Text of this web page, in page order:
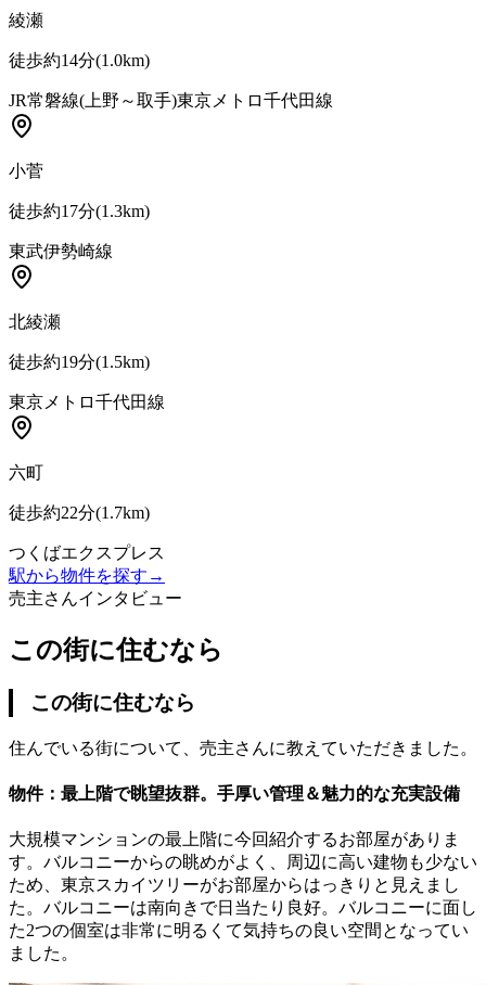
綾瀬
徒歩約14分(1.0km)
JR常磐線(上野～取手)東京メトロ千代田線
小菅
徒歩約17分(1.3km)
東武伊勢崎線
北綾瀬
徒歩約19分(1.5km)
東京メトロ千代田線
六町
徒歩約22分(1.7km)
つくばエクスプレス
駅から物件を探す →
売主さんインタビュー
この街に住むなら
この街に住むなら
住んでいる街について、売主さんに教えていただきました。
物件：最上階で眺望抜群。手厚い管理＆魅力的な充実設備
大規模マンションの最上階に今回紹介するお部屋がありま
す。バルコニーからの眺めがよく、周辺に高い建物も少ない
ため、東京スカイツリーがお部屋からはっきりと見えまし
た。バルコニーは南向きで日当たり良好。バルコニーに面し
た2つの個室は非常に明るくて気持ちの良い空間となってい
ました。